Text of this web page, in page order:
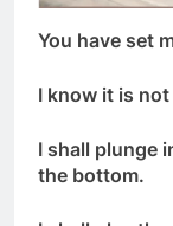
You have set
I know it is
I shall plunge
the bottom.